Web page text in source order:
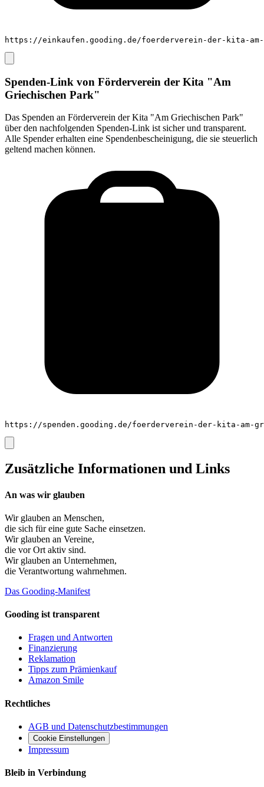
https://einkaufen.gooding.de/foerderverein-der-kita-am-
Spenden-Link von Förderverein der Kita "Am
Griechischen Park"
Das Spenden an Förderverein der Kita "Am Griechischen Park"
über den nachfolgenden Spenden-Link ist sicher und transparent.
Alle Spender erhalten eine Spendenbescheinigung, die sie steuerlich
geltend machen können.
https://spenden.gooding.de/foerderverein-der-kita-am-
Zusätzliche Informationen und Links
An was wir glauben
Wir glauben an Menschen,
die sich für eine gute Sache einsetzen.
Wir glauben an Vereine,
die vor Ort aktiv sind.
Wir glauben an Unternehmen,
die Verantwortung wahrnehmen.
Das Gooding-Manifest
Gooding ist transparent
Fragen und Antworten
Finanzierung
Reklamation
Tipps zum Prämienkauf
Amazon Smile
Rechtliches
AGB und Datenschutzbestimmungen
Cookie Einstellungen
Impressum
Bleib in Verbindung